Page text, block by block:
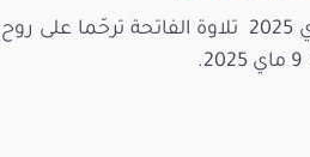
تمّت في بداية الجلسة العامة المنعقدة صباح اليوم الاثنين 12 ماي 2025 تلاوة الفاتحة ترحّما على روح